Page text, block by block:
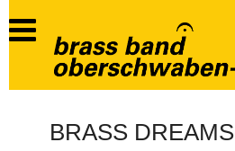
BRASS DREAMS